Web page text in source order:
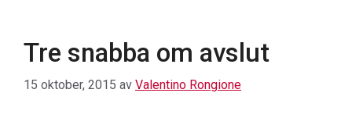
Tre snabba om avslut
15 oktober, 2015 av Valentino Rongione